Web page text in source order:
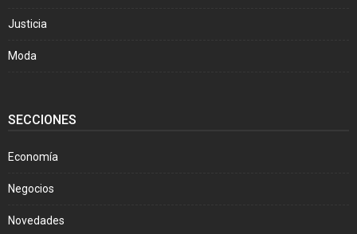
Justicia
Moda
SECCIONES
Economía
Negocios
Novedades